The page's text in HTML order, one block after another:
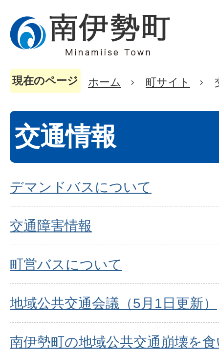
現在のページ ホーム 町サイト
交通情報
デマンドバスについて
交通障害情報
町営バスについて
地域公共交通会議（5月1日更新）
南伊勢町の地域公共交通崩壊を